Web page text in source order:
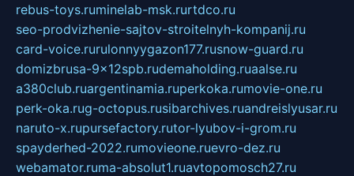
rebus-toys.ruminelab-msk.rurtdco.ru
seo-prodvizhenie-sajtov-stroitelnyh-kompanij.ru
card-voice.rurulonnyygazon177.rusnow-guard.ru
domizbrusa-9x12spb.rudemaholding.ruaalse.ru
a380club.ruargentinamia.ruperkoka.rumovie-one.ru
perk-oka.rug-octopus.rusibarchives.ruandreislyusar.ru
naruto-x.rupursefactory.rutor-lyubov-i-grom.ru
spayderhed-2022.rumovieone.ruevro-dez.ru
webamator.ruma-absolut1.ruavtopomosch27.ru